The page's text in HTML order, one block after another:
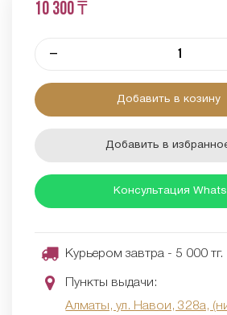
10 300 ₸
–
Добавить в козину
Добавить в
Консультация
Курьером завтра - 5 000 тг.
Пункты выдачи:
Алматы, ул. Навои, 328а,